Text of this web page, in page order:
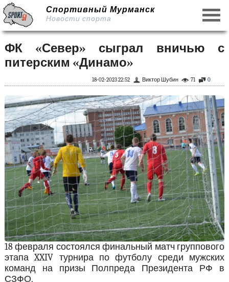
Спортивный Мурманск
Новости спорта
ФК «Север» сыграл вничью с
питерским «Динамо»
0
71
Виктор Шубин
18-02-2023 22:52
18 февраля состоялся финальный матч группового
этапа XXIV турнира по футболу среди мужских
команд на призы Полпреда Президента РФ в
СЗФО.